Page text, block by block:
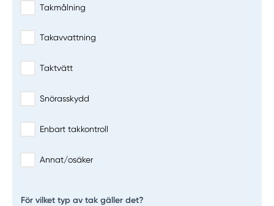
Takmålning
Takavvattning
Taktvätt
Snörasskydd
Enbart takkontroll
Annat/osäker
För vilket typ av tak gäller det?